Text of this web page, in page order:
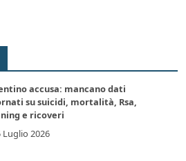
accusa: mancano dati
su suicidi, mortalità, Rsa,
e ricoveri
Luglio 2026